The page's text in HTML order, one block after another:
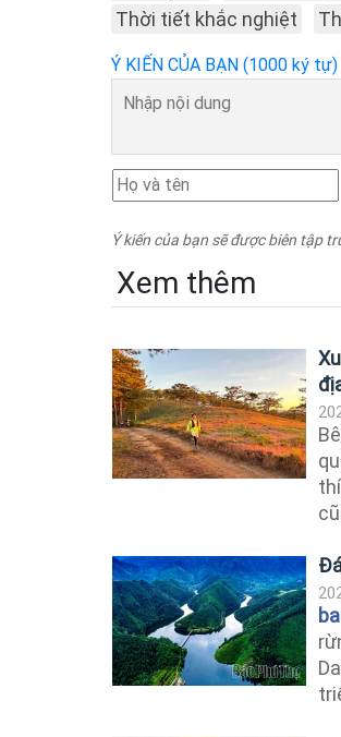
Thời tiết khắc nghiệt
Ý KIẾN CỦA BẠN (1000 ký tự)
Ý kiến của bạn sẽ được biên tập
Xem thêm